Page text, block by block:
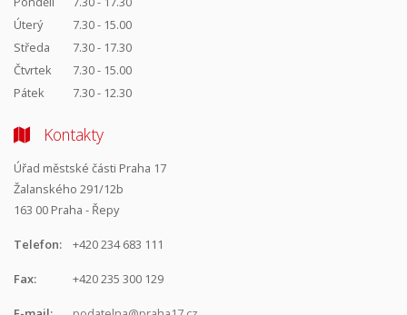
Úterý
7.30 - 15.00
Středa
7.30 - 17.30
Čtvrtek
7.30 - 15.00
Pátek
7.30 - 12.30
Kontakty
Úřad městské části Praha 17
Žalanského 291/12b
163 00 Praha - Řepy
Telefon: +420 234 683 111
Fax: +420 235 300 129